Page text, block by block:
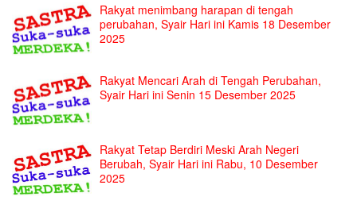
Rakyat menimbang harapan di tengah
perubahan, Syair Hari ini Kamis 18 Desember
2025
Rakyat Mencari Arah di Tengah Perubahan,
Syair Hari ini Senin 15 Desember 2025
Rakyat Tetap Berdiri Meski Arah Negeri
Berubah, Syair Hari ini Rabu, 10 Desember
2025